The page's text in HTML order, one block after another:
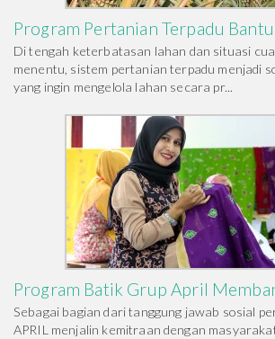
Program Pertanian Terpadu
Di tengah keterbatasan lahan dan situasi
menentu, sistem pertanian terpadu menjadi
yang ingin mengelola lahan secara pr...
Program Batik Grup April
Sebagai bagian dari tanggung jawab sosial
APRIL menjalin kemitraan dengan